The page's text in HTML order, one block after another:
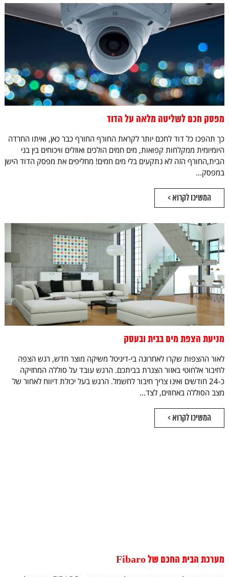
מפסק חכם לשליטה מלאה על הדוד
כך תהפכו כל דוד לחכם יותר לקראת החורף החורף כבר כאן, ואיתו החרדה
היומיומית ממקלחות קפואות, מים חמים הולכים ואוזלים וויכוחים בין בני
הבית,החורף הזה לא נתקעים בלי מים חמים! מחליפים את מפסק הדוד הישן
במפסק...
המשיכו לקרוא >
מניעת הצפת מים בבית ובעסק
לאור ההצפות שקרו לאחרונה בי-דיגיטל משיקה מוצר חדש, רגש הצפה
לחיבור אלחוטי באזור הצנרת בביתכם. הרגש עובד על סוללה המחזיקה
כ-24 חודשים ואינו צריך חיבור לחשמל. הרגש בעל יכולת דיווח לאחור של
מצב הסוללה באחוזים, לצד...
המשיכו לקרוא >
מערכת הבית החכם של Fibaro